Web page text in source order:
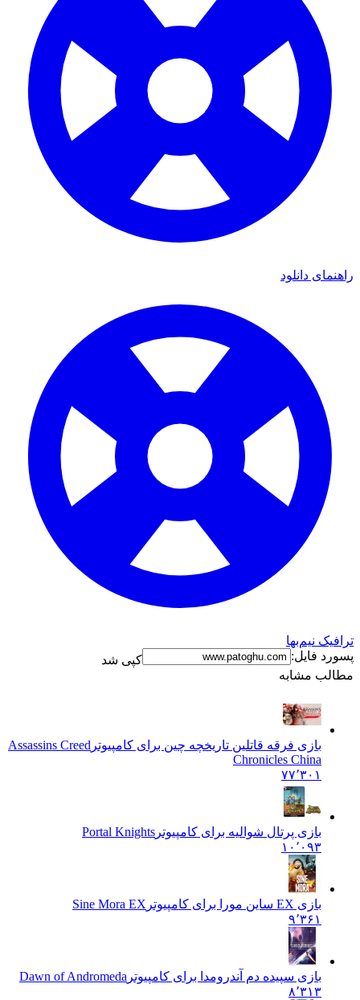
راهنمای دانلود
ترافیک نیم‌بها
پسورد فایل:
کپی شد
مطالب مشابه
بازی فرقه قاتلین تاریخچه چین برای کامپیوتر Assassins Creed
Chronicles China
۷۷٬۳۰۱
بازی پرتال شوالیه برای کامپیوتر Portal Knights
۱۰٬۰۹۳
بازی EX ساین مورا برای کامپیوتر
Sine Mora EX
۹٬۳۶۱
بازی سپیده دم آندرومدا برای کامپیوتر Dawn of Andromeda
۸٬۳۱۳